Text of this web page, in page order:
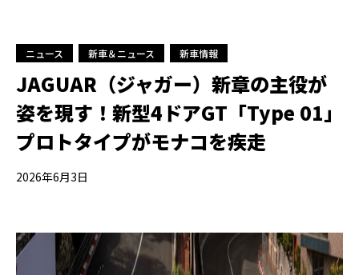
ニュース 新車＆ニュース 新車情報
JAGUAR（ジャガー）新章の主役が
姿を現す！新型4ドアGT「Type 01」
プロトタイプがモナコを疾走
2026年6月3日